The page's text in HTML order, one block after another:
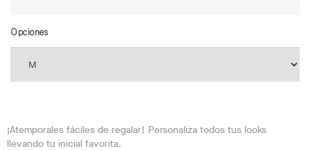
Opciones
¡Atemporales fáciles de regalar! Personaliza todos tus looks
llevando tu inicial favorita.